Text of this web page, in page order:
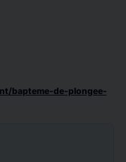
bapteme-de-plongee-